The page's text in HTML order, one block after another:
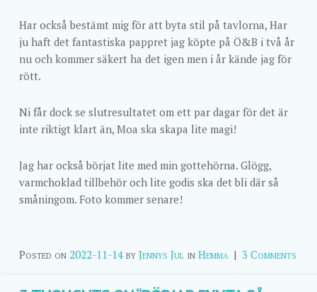
Har också bestämt mig för att byta stil på tavlorna, Har
ju haft det fantastiska pappret jag köpte på Ö&B i två år
nu och kommer säkert ha det igen men i år kände jag för
rött.
Ni får dock se slutresultatet om ett par dagar för det är
inte riktigt klart än, Moa ska skapa lite magi!
Jag har också börjat lite med min gottehörna. Glögg,
varmchoklad tillbehör och lite godis ska det bli där så
småningom. Foto kommer senare!
Posted on 2022-11-14 by Jennys Jul in Hemma | 3 Comments